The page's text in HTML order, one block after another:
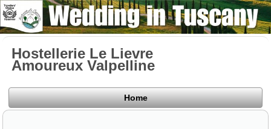
Hostellerie Le Lievre
Amoureux Valpelline
Home